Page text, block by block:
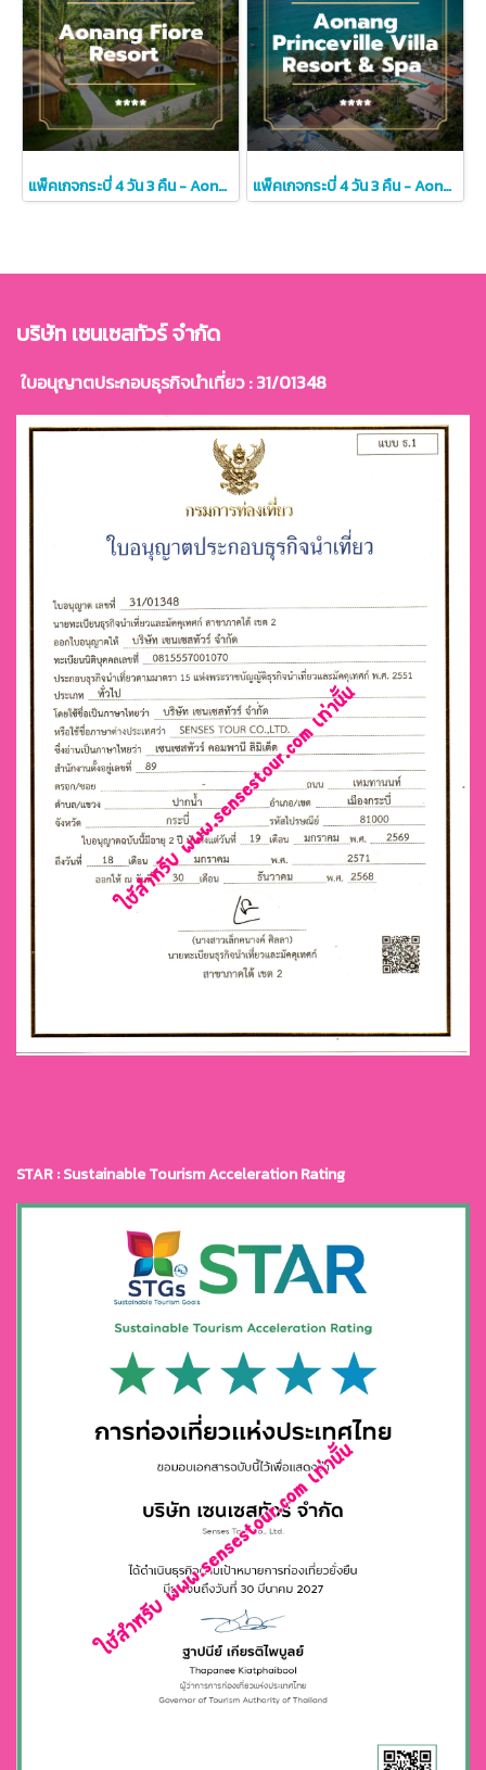
แพ็คเกจกระบี่ 4 วัน 3 คืน - Aonang Fiore Resort (4-star) แพ็คเกจกระบี่ 4 วัน 3 คืน - Aonang Princeville Villa Resort & Spa (4-star)
บริษัท เซนเซสทัวร์ จำกัด
ใบอนุญาตประกอบธุรกิจนำเที่ยว : 31/01348
STAR : Sustainable Tourism Acceleration Rating